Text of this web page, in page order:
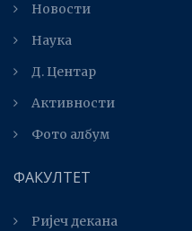
Новости
Наука
Д. Центар
Активности
Фото албум
ФАКУЛТЕТ
Ријеч декана